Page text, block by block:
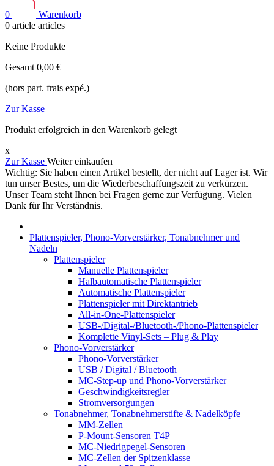
0
Warenkorb
0 article articles
Keine Produkte
Gesamt 0,00 €
(hors part. frais expé.)
Zur Kasse
Produkt erfolgreich in den Warenkorb gelegt
x
Zur Kasse Weiter einkaufen
Wichtig: Sie haben einen Artikel bestellt, der nicht auf Lager ist. Wir
tun unser Bestes, um die Wiederbeschaffungszeit zu verkürzen.
Unser Team steht Ihnen bei Fragen gerne zur Verfügung. Vielen
Dank für Ihr Verständnis.
Plattenspieler, Phono-Vorverstärker, Tonabnehmer und
Nadeln
Plattenspieler
Manuelle Plattenspieler
Halbautomatische Plattenspieler
Automatische Plattenspieler
Plattenspieler mit Direktantrieb
All-in-One-Plattenspieler
USB-/Digital-/Bluetooth-/Phono-Plattenspieler
Komplette Vinyl-Sets – Plug & Play
Phono-Vorverstärker
Phono-Vorverstärker
USB / Digital / Bluetooth
MC-Step-up und Phono-Vorverstärker
Geschwindigkeitsregler
Stromversorgungen
Tonabnehmer, Tonabnehmerstifte & Nadelköpfe
MM-Zellen
P-Mount-Sensoren T4P
MC-Niedrigpegel-Sensoren
MC-Zellen der Spitzenklasse